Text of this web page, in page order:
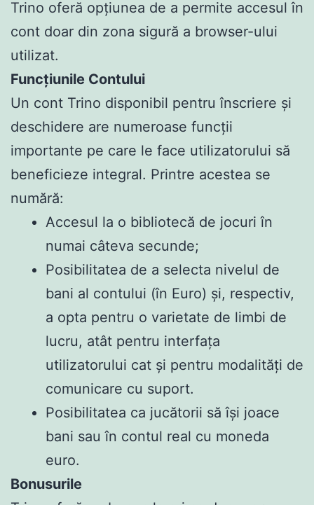
Trino oferă opțiunea de a permite accesul în
cont doar din zona sigură a browser-ului
utilizat.
Funcțiunile Contului
Un cont Trino disponibil pentru înscriere și
deschidere are numeroase funcții
importante pe care le face utilizatorului să
beneficieze integral. Printre acestea se
numără:
Accesul la o bibliotecă de jocuri în
numai câteva secunde;
Posibilitatea de a selecta nivelul de
bani al contului (în Euro) și, respectiv,
a opta pentru o varietate de limbi de
lucru, atât pentru interfața
utilizatorului cat și pentru modalități de
comunicare cu suport.
Posibilitatea ca jucătorii să își joace
bani sau în contul real cu moneda
euro.
Bonusurile